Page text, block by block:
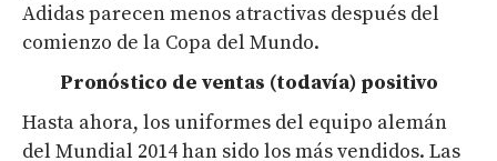
Adidas parecen menos atractivas después del
comienzo de la Copa del Mundo.
Pronóstico de ventas (todavía) positivo
Hasta ahora, los uniformes del equipo alemán
del Mundial 2014 han sido los más vendidos. Las